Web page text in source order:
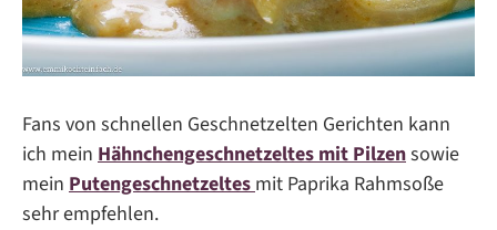
Fans von schnellen Geschnetzelten Gerichten kann
ich mein Hähnchengeschnetzeltes mit Pilzensowie
mein Putengeschnetzeltes mit Paprika Rahmsoße
sehr empfehlen.